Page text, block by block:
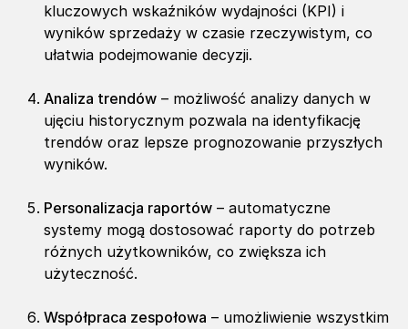
kluczowych wskaźników wydajności (KPI) i
wyników sprzedaży w czasie rzeczywistym, co
ułatwia podejmowanie decyzji.
Analiza trendów – możliwość analizy danych w
ujęciu historycznym pozwala na identyfikację
trendów oraz lepsze prognozowanie przyszłych
wyników.
Personalizacja raportów – automatyczne
systemy mogą dostosować raporty do potrzeb
różnych użytkowników, co zwiększa ich
użyteczność.
Współpraca zespołowa – umożliwienie wszystkim